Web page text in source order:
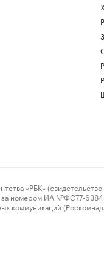
«РБК» (свидетельство
номером ИА №ФС77-
коммуникаций